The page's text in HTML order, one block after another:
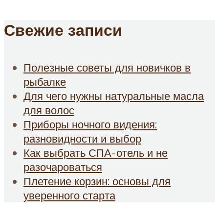
Свежие записи
Полезные советы для новичков в
рыбалке
Для чего нужны натуральные масла
для волос
Приборы ночного видения:
разновидности и выбор
Как выбрать СПА-отель и не
разочароваться
Плетение корзин: основы для
уверенного старта